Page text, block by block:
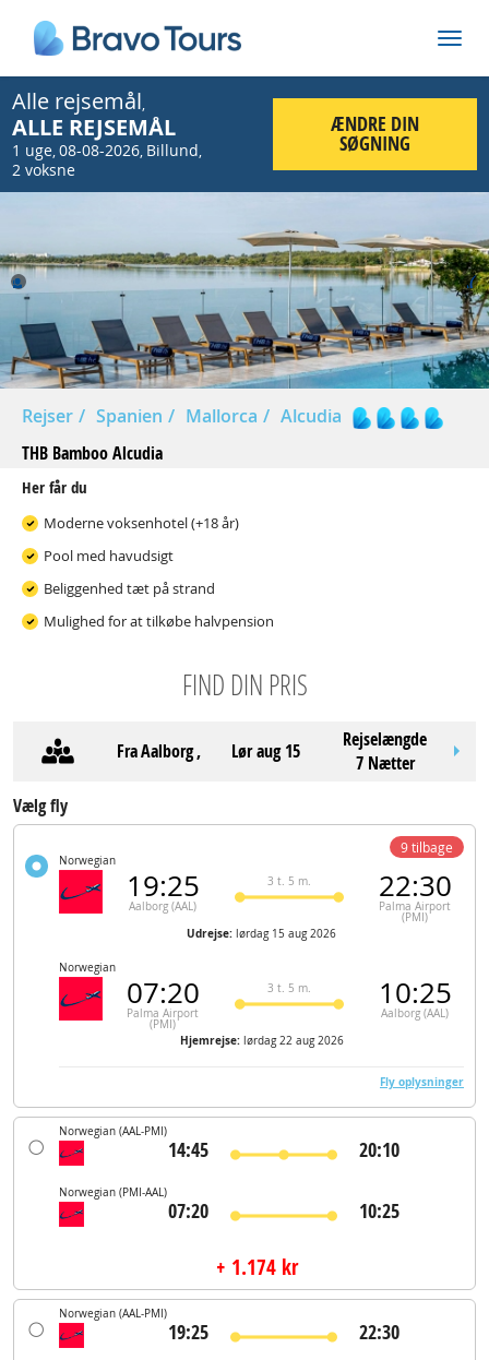
Alle rejsemål,
ALLE REJSEMÅL
1 uge,08-08-2026, Billund,
2 voksne
ÆNDRE DIN
SØGNING
Prev
Rejser Spanien Mallorca
Alcudia
THB Bamboo Alcudia
Her får du
Moderne voksenhotel (+18 år)
Pool med havudsigt
Beliggenhed tæt på strand
Mulighed for at tilkøbe halvpension
FIND DIN PRIS
FraAalborg, lør aug 15
Rejselængde
7 Nætter
Vælg fly
Norwegian
19:25
Aalborg (AAL)
3 t. 5 m. 22:30
Palma Airport
(PMI)
Udrejse: lørdag 15 aug 2026
Norwegian
07:20
Palma Airport
(PMI)
3 t. 5 m. 10:25
Aalborg (AAL)
Hjemrejse: lørdag 22 aug 2026
9 tilbage
Fly oplysninger
Norwegian (AAL-PMI)
14:45 20:10
Norwegian (PMI-AAL)
07:20 10:25
+ 1.174 kr
Norwegian (AAL-PMI)
19:25 22:30